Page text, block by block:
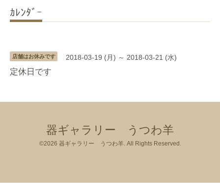
ｶﾚﾝﾀﾞｰ
店舗はお休みです 2018-03-19 (月) ～ 2018-03-21 (水)
定休日です
器ギャラリー うつわ羊
©2026 器ギャラリー うつわ羊. All Rights Reserved.